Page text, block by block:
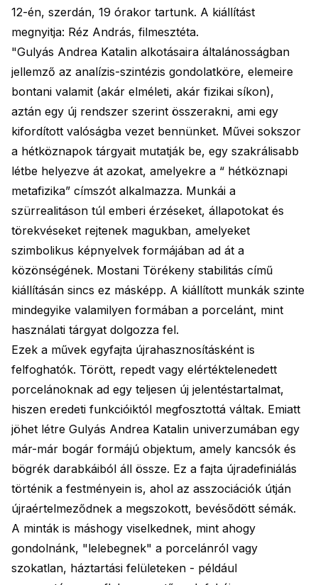
12-én, szerdán, 19 órakor tartunk. A kiállítást
megnyitja: Réz András, filmesztéta.
"Gulyás Andrea Katalin alkotásaira általánosságban
jellemző az analízis-szintézis gondolatköre, elemeire
bontani valamit (akár elméleti, akár fizikai síkon),
aztán egy új rendszer szerint összerakni, ami egy
kifordított valóságba vezet bennünket. Művei sokszor
a hétköznapok tárgyait mutatják be, egy szakrálisabb
létbe helyezve át azokat, amelyekre a “ hétköznapi
metafizika” címszót alkalmazza. Munkái a
szürrealitáson túl emberi érzéseket, állapotokat és
törekvéseket rejtenek magukban, amelyeket
szimbolikus képnyelvek formájában ad át a
közönségének. Mostani Törékeny stabilitás című
kiállításán sincs ez másképp. A kiállított munkák szinte
mindegyike valamilyen formában a porcelánt, mint
használati tárgyat dolgozza fel.
Ezek a művek egyfajta újrahasznosításként is
felfoghatók. Törött, repedt vagy elértéktelenedett
porcelánoknak ad egy teljesen új jelentéstartalmat,
hiszen eredeti funkcióiktól megfosztottá váltak. Emiatt
jöhet létre Gulyás Andrea Katalin univerzumában egy
már-már bogár formájú objektum, amely kancsók és
bögrék darabkáiból áll össze. Ez a fajta újradefiniálás
történik a festményein is, ahol az asszociációk útján
újraértelmeződnek a megszokott, bevésődött sémák.
A minták is máshogy viselkednek, mint ahogy
gondolnánk, "lelebegnek" a porcelánról vagy
szokatlan, háztartási felületeken - például